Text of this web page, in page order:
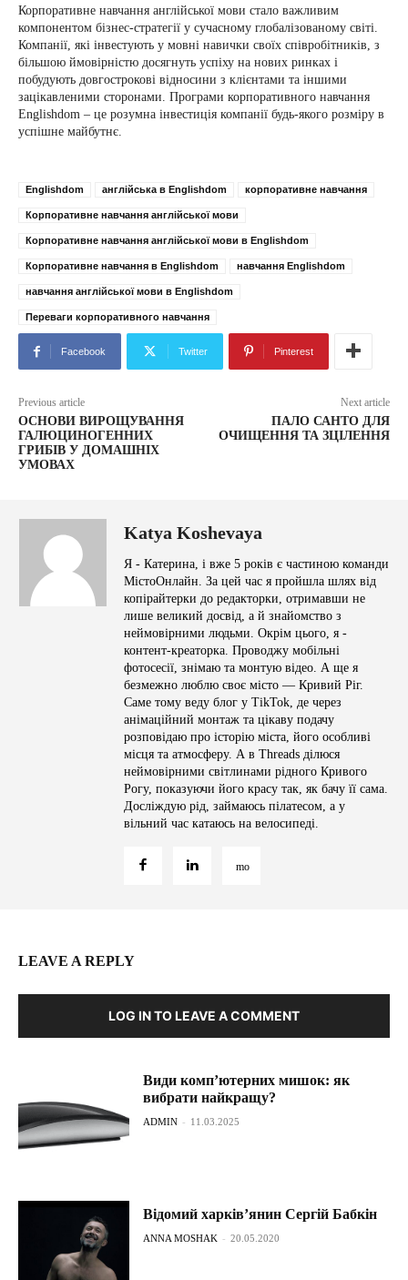
Корпоративне навчання англійської мови стало важливим
компонентом бізнес-стратегії у сучасному глобалізованому світі.
Компанії, які інвестують у мовні навички своїх співробітників, з
більшою ймовірністю досягнуть успіху на нових ринках і
побудують довгострокові відносини з клієнтами та іншими
зацікавленими сторонами. Програми корпоративного навчання
Englishdom – це розумна інвестиція компанії будь-якого розміру в
успішне майбутнє.
Englishdom англійська в Englishdom корпоративне навчання
Корпоративне навчання англійської мови
Корпоративне навчання англійської мови в Englishdom
Корпоративне навчання в Englishdom навчання Englishdom
навчання англійської мови в Englishdom
Переваги корпоративного навчання
Facebook Twitter Pinterest
Previous article
ОСНОВИ ВИРОЩУВАННЯ
ГАЛЮЦИНОГЕННИХ
ГРИБІВ У ДОМАШНІХ
УМОВАХ
Next article
ПАЛО САНТО ДЛЯ
ОЧИЩЕННЯ ТА ЗЦІЛЕННЯ
Katya Koshevaya
Я - Катерина, і вже 5 років є частиною команди
МістоОнлайн. За цей час я пройшла шлях від
копірайтерки до редакторки, отримавши не
лише великий досвід, а й знайомство з
неймовірними людьми. Окрім цього, я -
контент-креаторка. Проводжу мобільні
фотосесії, знімаю та монтую відео. А ще я
безмежно люблю своє місто — Кривий Ріг.
Саме тому веду блог у TikTok, де через
анімаційний монтаж та цікаву подачу
розповідаю про історію міста, його особливі
місця та атмосферу. А в Threads ділюся
неймовірними світлинами рідного Кривого
Рогу, показуючи його красу так, як бачу її сама.
Досліждую рід, займаюсь пілатесом, а у
вільний час катаюсь на велосипеді.
LEAVE A REPLY
LOG IN TO LEAVE A COMMENT
Види комп’ютерних мишок: як
вибрати найкращу?
ADMIN - 11.03.2025
Відомий харків’янин Сергій Бабкін
ANNA MOSHAK - 20.05.2020